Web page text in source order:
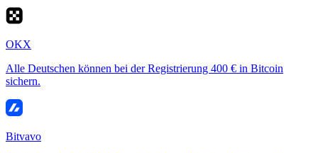
OKX
Alle Deutschen können bei der Registrierung 400 € in Bitcoin
sichern.
Bitvavo